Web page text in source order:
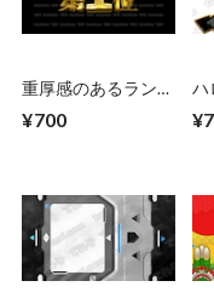
重厚感のあるランキ
1位 ゴールド
¥700
ハ
枠